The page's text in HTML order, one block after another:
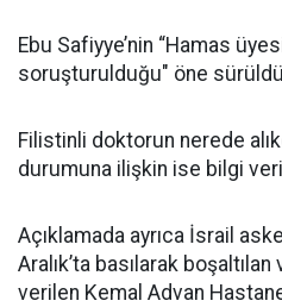
Ebu Safiyye’nin “Hamas
soruşturulduğu" öne
Filistinli doktorun nerede
durumuna ilişkin ise bilgi
Açıklamada ayrıca İsrail
Aralık’ta basılarak
verilen Kemal Advan